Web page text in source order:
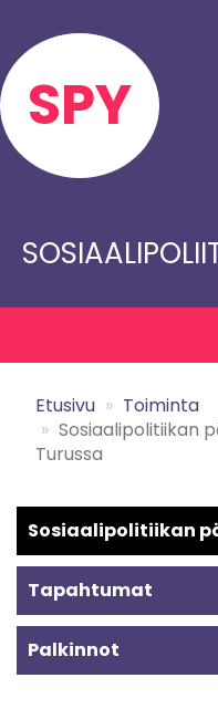
main
content
SPY
Etusivu
Toiminta
Sosiaalipolitiikan
Turussa
Alavalikko
-
toiminta
Sosiaalipolitiikan
Tapahtumat
Palkinnot